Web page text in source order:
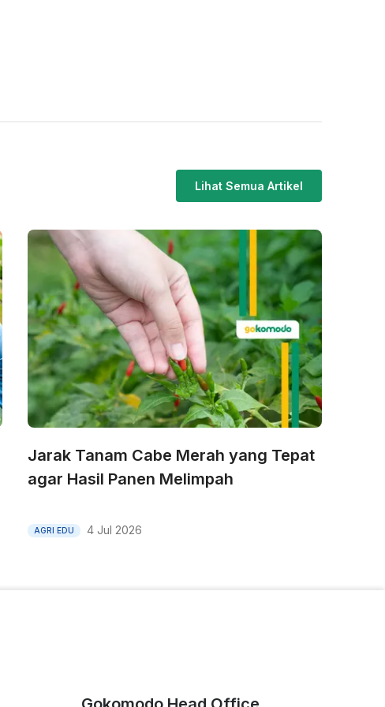
Lihat Semua Artikel
Jarak Tanam Cabe Merah yang Tepat
agar Hasil Panen Melimpah
AGRI EDU 4 Jul 2026